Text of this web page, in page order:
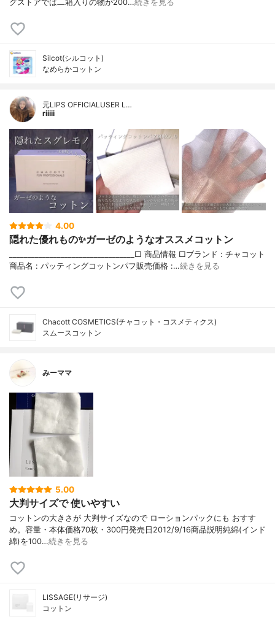
グストアでは二箱入りの物が200…続きを見る
Silcot(シルコット)
なめらかコットン
元LIPS OFFICIALUSER L…
riiiii
4.00
隠れた優れもの✨ガーゼのようなオススメコットン
__________________________________□ 商品情報 □ブランド : チャコット
商品名 : パッティングコットンパフ販売価格 :…続きを見る
Chacott COSMETICS(チャコット・コスメティクス)
スムースコットン
みーママ
5.00
大判サイズで 使いやすい
コットンの大きさが 大判サイズなので ローションパックにも おすす
め。容量・本体価格70枚・300円発売日2012/9/16商品説明純綿(インド
綿)を100…続きを見る
LISSAGE(リサージ)
コットン